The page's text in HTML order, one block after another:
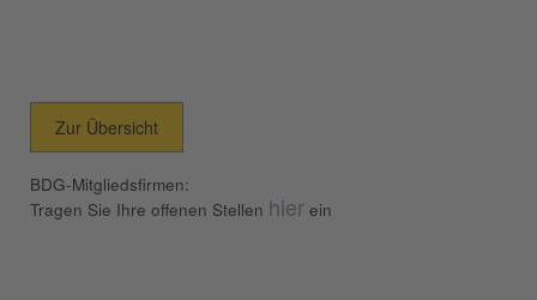
Zur Übersicht
BDG-Mitgliedsfirmen:
Tragen Sie Ihre offenen Stellen hier ein